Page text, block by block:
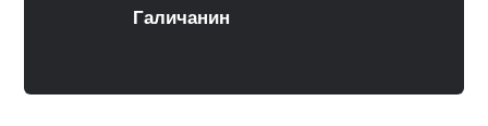
Галичанин